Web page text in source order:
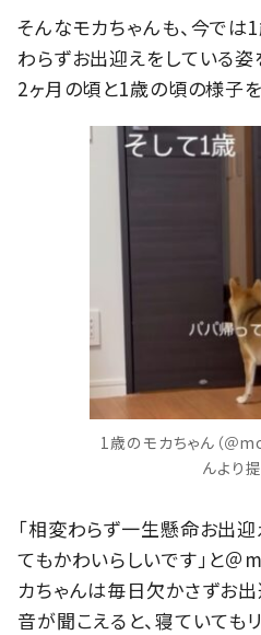
そんなモカちゃんも、今では
わらずお出迎えをしている姿
2ヶ月の頃と1歳の頃の様子
1歳のモカちゃん（＠
んより提
「相変わらず一生懸命お出迎
てもかわいらしいです」と
カちゃんは毎日欠かさずお出
音が聞こえると、寝ていても